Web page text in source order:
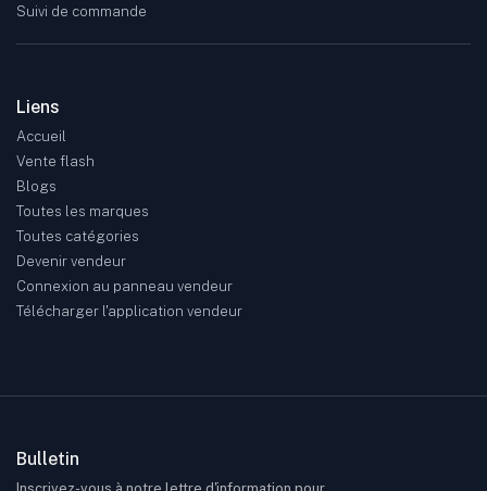
Suivi de commande
Liens
Accueil
Vente flash
Blogs
Toutes les marques
Toutes catégories
Devenir vendeur
Connexion au panneau vendeur
Télécharger l'application vendeur
Bulletin